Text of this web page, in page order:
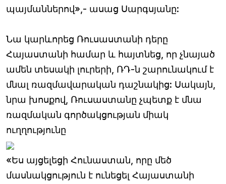
պայմաններով»,- ասաց Սարգսյանը:
Նա կարևորեց Ռուսաստանի դերը
Հայաստանի համար և հայտնեց, որ չնայած
ամեն տեսակի լուրերի, ՌԴ-ն շարունակում է
մնալ ռազմավարական դաշնակից: Սակայն,
նրա խոսքով, Ռուսաստանը չպետք է մնա
ռազմական գործակցության միակ
ուղղությունը
«Ես այցելեցի Հունաստան, որը մեծ
մասնակցություն է ունեցել Հայաստանի